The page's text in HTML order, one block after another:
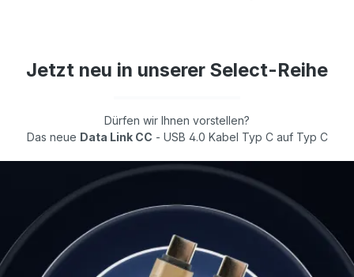
Jetzt neu in unserer Select-Reihe
Dürfen wir Ihnen vorstellen?
Das neue Data Link CC - USB 4.0 Kabel Typ C auf Typ C